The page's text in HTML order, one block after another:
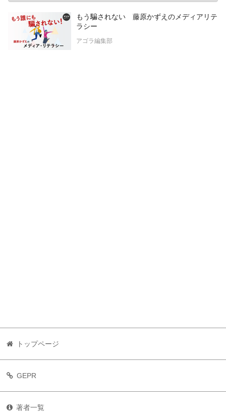
もう騙されない 藤原かずえのメディアリテ
ラシー
アゴラ編集部
トップページ
GEPR
著者一覧